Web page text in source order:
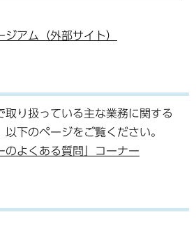
アム（外部サイト）
取り扱っている主な業務に関する
以下のページをご覧ください。
のよくある質問」コーナー